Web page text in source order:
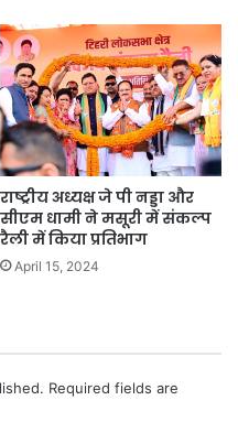
राष्ट्रीय अध्यक्ष जे पी नड्डा और
सीएम धामी ने मसूरी में संकल्प
रैली में किया प्रतिभाग
April 15, 2024
Required fields are